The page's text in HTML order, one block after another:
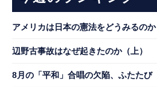
アメリカは日本の憲法をどうみるのか
辺野古事故はなぜ起きたのか（上）
8月の「平和」合唱の欠陥、ふたたび